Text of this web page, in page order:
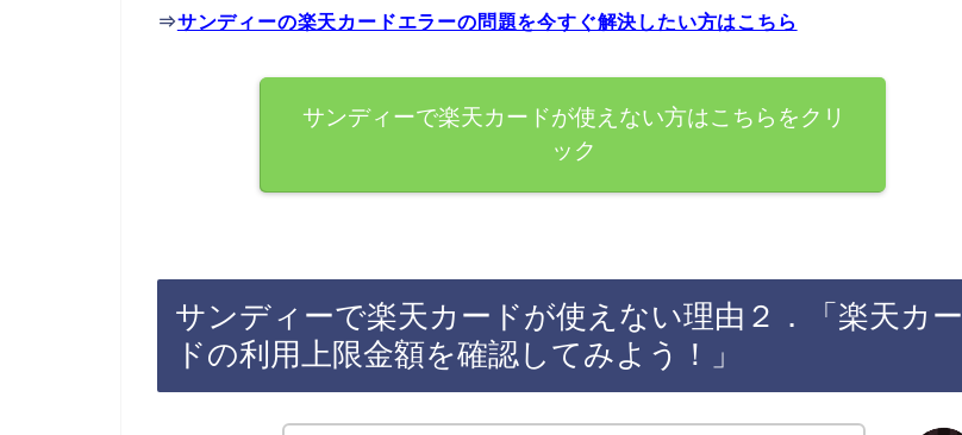
⇒サンディーの楽天カードエラーの問題を今すぐ解決したい方はこちら
サンディーで楽天カードが使えない方はこちらをクリ
ック
サンディーで楽天カードが使えない理由２．「楽天カー
ドの利用上限金額を確認してみよう！」